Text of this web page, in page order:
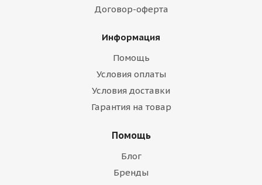
Договор-оферта
Информация
Помощь
Условия оплаты
Условия доставки
Гарантия на товар
Помощь
Блог
Бренды